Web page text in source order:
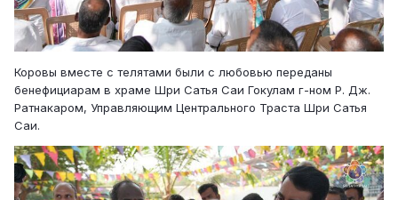
Коровы вместе с телятами были с любовью переданы
бенефициарам в храме Шри Сатья Саи Гокулам г-ном Р. Дж.
Ратнакаром, Управляющим Центрального Траста Шри Сатья
Саи.